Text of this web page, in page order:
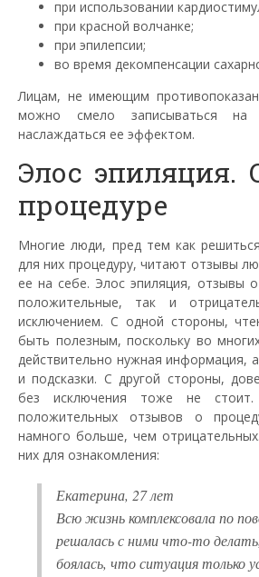
при использовании
при красной волчанке;
при эпилепсии;
во время декомпенсации
Лицам, не имеющим
можно смело записываться на
наслаждаться ее эффектом.
Элос эпиляция.
процедуре
Многие люди, пред тем как
для них процедуру, читают отзывы
ее на себе. Элос эпиляция, отзывы
положительные, так и
исключением. С одной стороны,
быть полезным, поскольку во
действительно нужная информация,
и подсказки. С другой стороны,
без исключения тоже не
положительных отзывов о
намного больше, чем
них для ознакомления:
Екатерина, 27 лет
Всю жизнь комплексовала по
решалась с ними что-то
боялась, что ситуация только